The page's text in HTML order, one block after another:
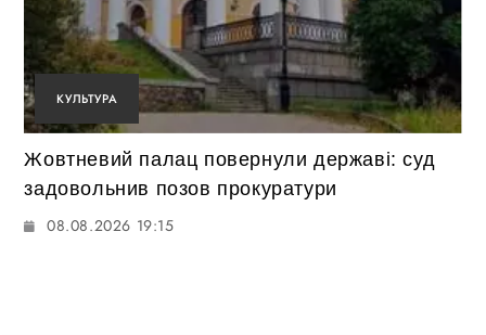
КУЛЬТУРА
Жовтневий палац повернули державі: суд
задовольнив позов прокуратури
08.08.2026 19:15